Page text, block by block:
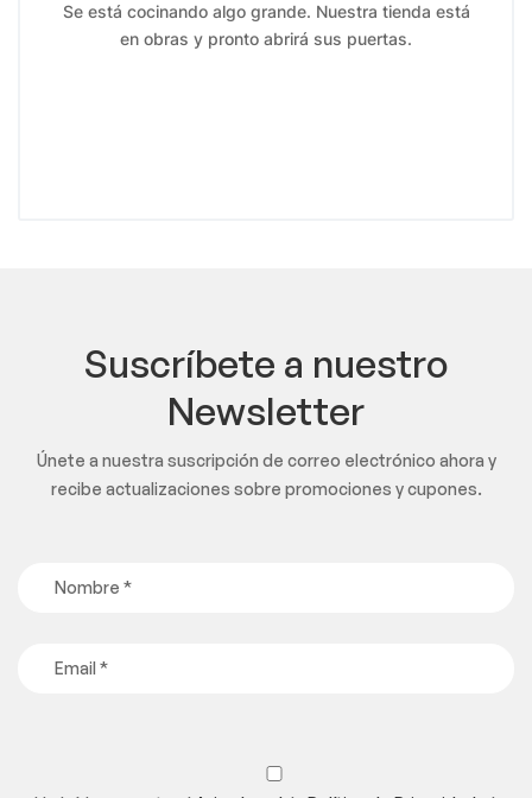
Se está cocinando algo grande. Nuestra tienda está
en obras y pronto abrirá sus puertas.
Suscríbete a nuestro
Newsletter
Únete a nuestra suscripción de correo electrónico ahora y
recibe actualizaciones sobre promociones y cupones.